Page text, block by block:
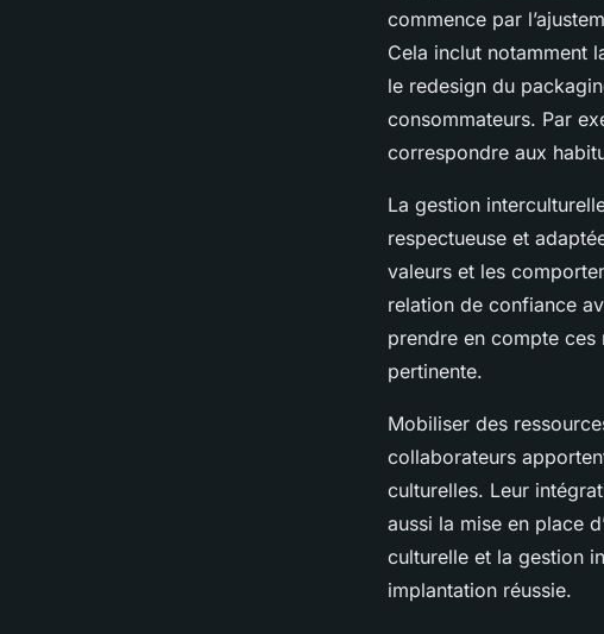
commence par
Cela inclut notamment
le redesign du
consommateurs. Par
correspondre aux
La gestion
respectueuse et
valeurs et les
relation de confiance
prendre en compte ces
pertinente.
Mobiliser des
collaborateurs
culturelles. Leur
aussi la mise en place
culturelle et la gestion
implantation réussie.